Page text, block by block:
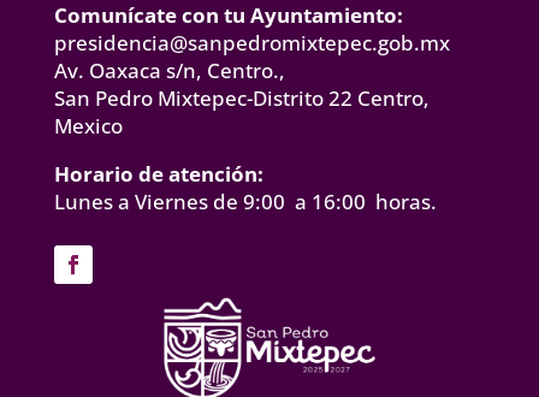
Comunícate con tu Ayuntamiento:
presidencia@sanpedromixtepec.gob.mx
Av. Oaxaca s/n, Centro.,
San Pedro Mixtepec-Distrito 22 Centro,
Mexico
Horario de atención:
Lunes a Viernes de 9:00 a 16:00 horas.